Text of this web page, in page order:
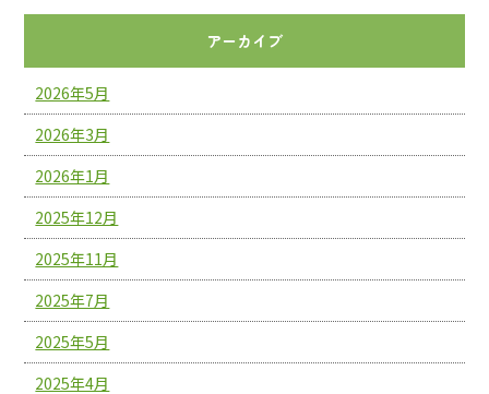
アーカイブ
2026年5月
2026年3月
2026年1月
2025年12月
2025年11月
2025年7月
2025年5月
2025年4月